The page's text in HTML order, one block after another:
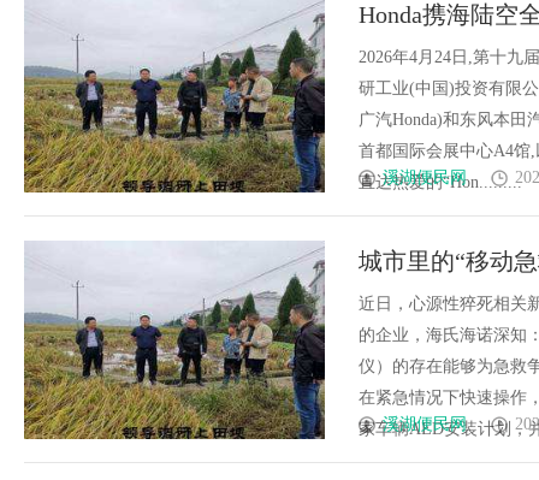
Honda携海陆
2026年4月24日,第十九
研工业(中国)投资有限
广汽Honda)和东风本田
首都国际会展中心A4馆
直达热爱的“Hon.........
溪湖便民网
城市里的“移动
装计划
近日，心源性猝死相关
的企业，海氏海诺深知
仪）的存在能够为急救
在紧急情况下快速操作
家车辆AED安装计划，
溪湖便民网